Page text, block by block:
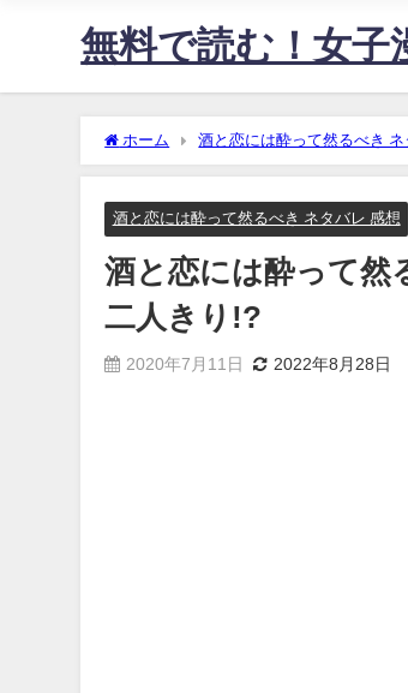
無料で読む！女子
ホーム 酒と恋には酔って然るべき ネ
酒と恋には酔って然るべき ネタバレ 感想
酒と恋には酔って然
二人きり!?
2020年7月11日 2022年8月28日